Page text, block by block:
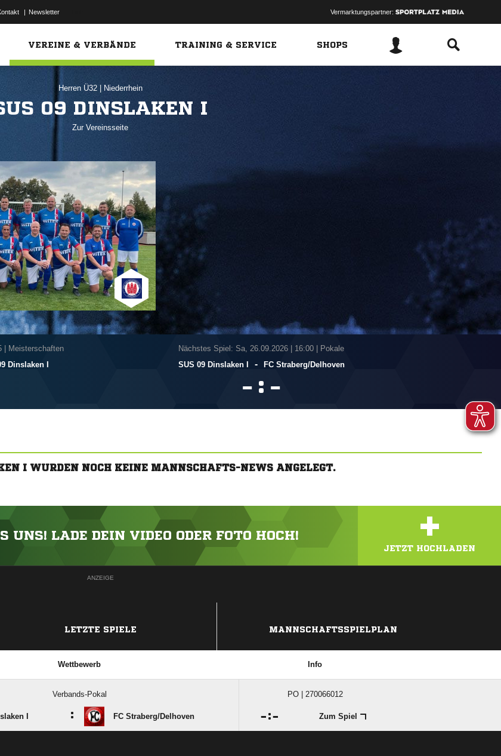
| Newsletter Vermarktungspartner:
VEREINE & VERBÄNDE TRAINING & SERVICE SHOPS
Herren Ü32 Niederrhein
09 DINSLAKEN I
Zur Vereinsseite
| Meisterschaften
Dinslaken I
Nächstes Spiel: Sa, 26.09.2026
16:00 | Pokale
SUS 09 Dinslaken I
- FC Straberg/​Delhoven
 : 
I WURDEN NOCH KEINE MANNSCHAFTS-NEWS ANGELEGT.
UNS! LADE DEIN VIDEO ODER FOTO HOCH! +
JETZT HOCHLADEN
ANZEIGE
LETZTE SPIELE MANNSCHAFTSSPIELPLAN
Wettbewerb Info
Verbands-Pokal PO | 270066012
I : FC Straberg/​Delhoven : Zum Spiel